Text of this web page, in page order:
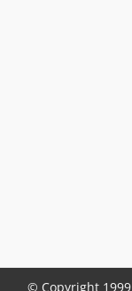
© Copyright